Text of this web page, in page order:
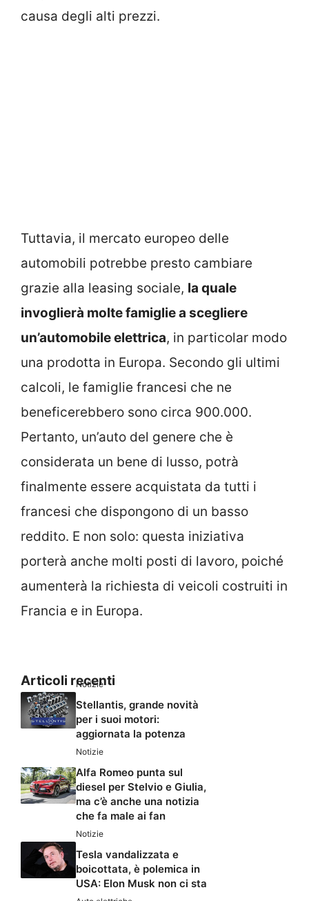
causa degli alti prezzi.
Tuttavia, il mercato europeo delle
automobili potrebbe presto cambiare
grazie alla leasing sociale, la quale
invoglierà molte famiglie a scegliere
un’automobile elettrica, in particolar modo
una prodotta in Europa. Secondo gli ultimi
calcoli, le famiglie francesi che ne
beneficerebbero sono circa 900.000.
Pertanto, un’auto del genere che è
considerata un bene di lusso, potrà
finalmente essere acquistata da tutti i
francesi che dispongono di un basso
reddito. E non solo: questa iniziativa
porterà anche molti posti di lavoro, poiché
aumenterà la richiesta di veicoli costruiti in
Francia e in Europa.
Articoli recenti
Notizie
Stellantis, grande novità
per i suoi motori:
aggiornata la potenza
Notizie
Alfa Romeo punta sul
diesel per Stelvio e Giulia,
ma c’è anche una notizia
che fa male ai fan
Notizie
Tesla vandalizzata e
boicottata, è polemica in
USA: Elon Musk non ci sta